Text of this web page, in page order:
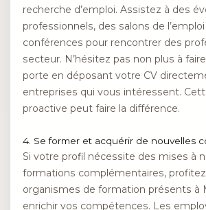
recherche d’emploi. Assistez à des
professionnels, des salons de
conférences pour rencontrer des
secteur. N’hésitez pas non plus à
porte en déposant votre CV
entreprises qui vous intéressent.
proactive peut faire la différence.
4. Se former et acquérir de nouvelles
Si votre profil nécessite des mises à
formations complémentaires,
organismes de formation présents à
enrichir vos compétences. Les